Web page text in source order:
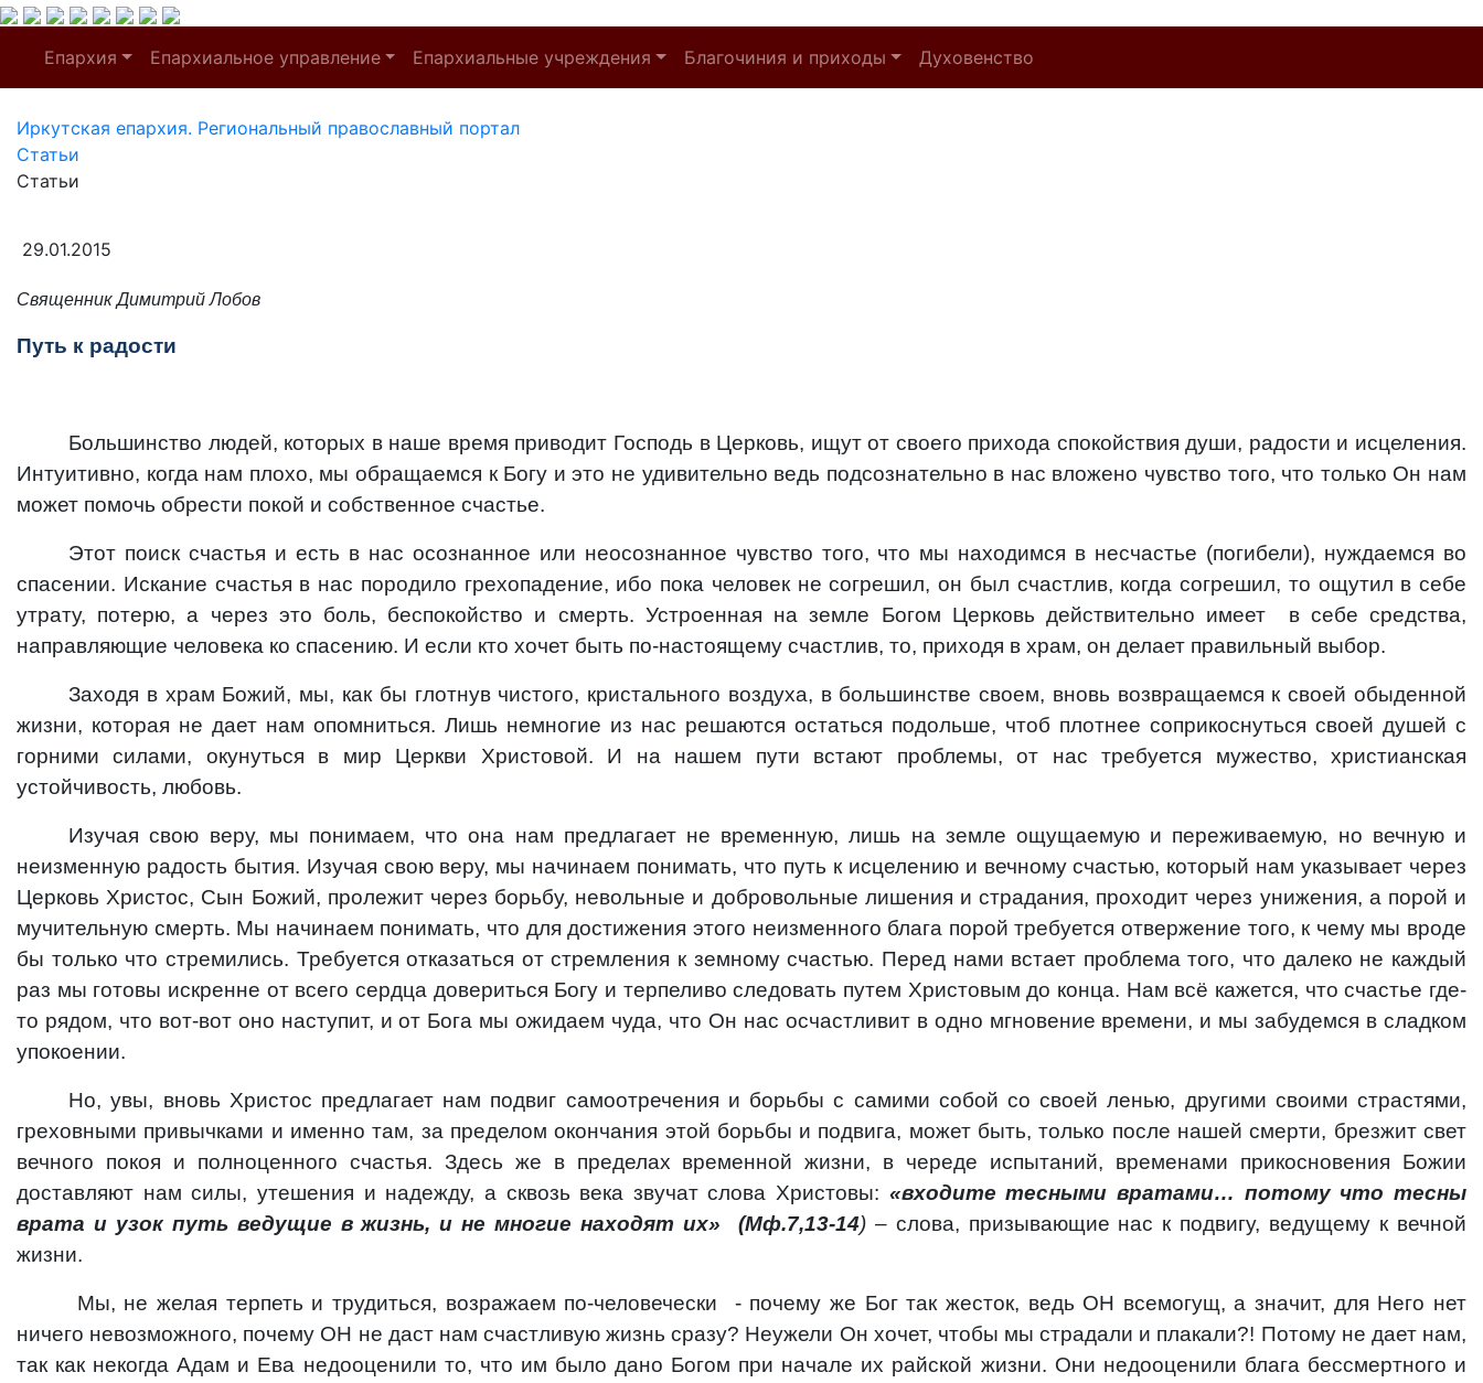
Епархия Епархиальное управление Епархиальные учреждения Благочиния и приходы Духовенство
Иркутская епархия. Региональный православный портал
Статьи
Статьи
29.01.2015
Священник Димитрий Лобов
Путь к радости
Большинство людей, которых в наше время приводит Господь в Церковь, ищут от своего прихода спокойствия души, радости и исцеления.
Интуитивно, когда нам плохо, мы обращаемся к Богу и это не удивительно ведь подсознательно в нас вложено чувство того, что только Он нам
может помочь обрести покой и собственное счастье.
Этот поиск счастья и есть в нас осознанное или неосознанное чувство того, что мы находимся в несчастье (погибели), нуждаемся во
спасении. Искание счастья в нас породило грехопадение, ибо пока человек не согрешил, он был счастлив, когда согрешил, то ощутил в себе
утрату, потерю, а через это боль, беспокойство и смерть. Устроенная на земле Богом Церковь действительно имеет
в себе средства,
направляющие человека ко спасению. И если кто хочет быть по-настоящему счастлив, то, приходя в храм, он делает правильный выбор.
Заходя в храм Божий, мы, как бы глотнув чистого, кристального воздуха, в большинстве своем, вновь возвращаемся к своей обыденной
жизни, которая не дает нам опомниться. Лишь немногие из нас решаются остаться подольше, чтоб плотнее соприкоснуться своей душей с
горними силами, окунуться в мир Церкви Христовой. И на нашем пути встают проблемы, от нас требуется мужество, христианская
устойчивость, любовь.
Изучая свою веру, мы понимаем, что она нам предлагает не временную, лишь на земле ощущаемую и переживаемую, но вечную и
неизменную радость бытия. Изучая свою веру, мы начинаем понимать, что путь к исцелению и вечному счастью, который нам указывает через
Церковь Христос, Сын Божий, пролежит через борьбу, невольные и добровольные лишения и страдания, проходит через унижения, а порой и
мучительную смерть. Мы начинаем понимать, что для достижения этого неизменного блага порой требуется отвержение того, к чему мы вроде
бы только что стремились. Требуется отказаться от стремления к земному счастью. Перед нами встает проблема того, что далеко не каждый
раз мы готовы искренне от всего сердца довериться Богу и терпеливо следовать путем Христовым до конца. Нам всё кажется, что счастье где-
то рядом, что вот-вот оно наступит, и от Бога мы ожидаем чуда, что Он нас осчастливит в одно мгновение времени, и мы забудемся в сладком
упокоении.
Но, увы, вновь Христос предлагает нам подвиг самоотречения и борьбы с самими собой со своей ленью, другими своими страстями,
греховными привычками и именно там, за пределом окончания этой борьбы и подвига, может быть, только после нашей смерти, брезжит свет
вечного покоя и полноценного счастья. Здесь же в пределах временной жизни, в череде испытаний, временами прикосновения Божии
доставляют нам силы, утешения и надежду, а сквозь века звучат слова Христовы: «входите тесными вратами… потому что тесны
врата и узок путь ведущие в жизнь, и не многие находят их»
(Мф.7,13-14) – слова, призывающие нас к подвигу, ведущему к вечной
жизни.
Мы, не желая терпеть и трудиться, возражаем по-человечески
- почему же Бог так жесток, ведь ОН всемогущ, а значит, для Него нет
ничего невозможного, почему ОН не даст нам счастливую жизнь сразу? Неужели Он хочет, чтобы мы страдали и плакали?! Потому не дает нам,
так как некогда Адам и Ева недооценили то, что им было дано Богом при начале их райской жизни. Они недооценили блага бессмертного и